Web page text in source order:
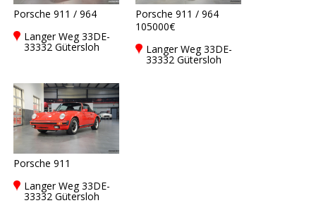
Porsche 911 / 964
Langer Weg 33DE-
33332 Gütersloh
Porsche 911 / 964
105000€
Langer Weg 33DE-
33332 Gütersloh
Porsche 911
Langer Weg 33DE-
33332 Gütersloh